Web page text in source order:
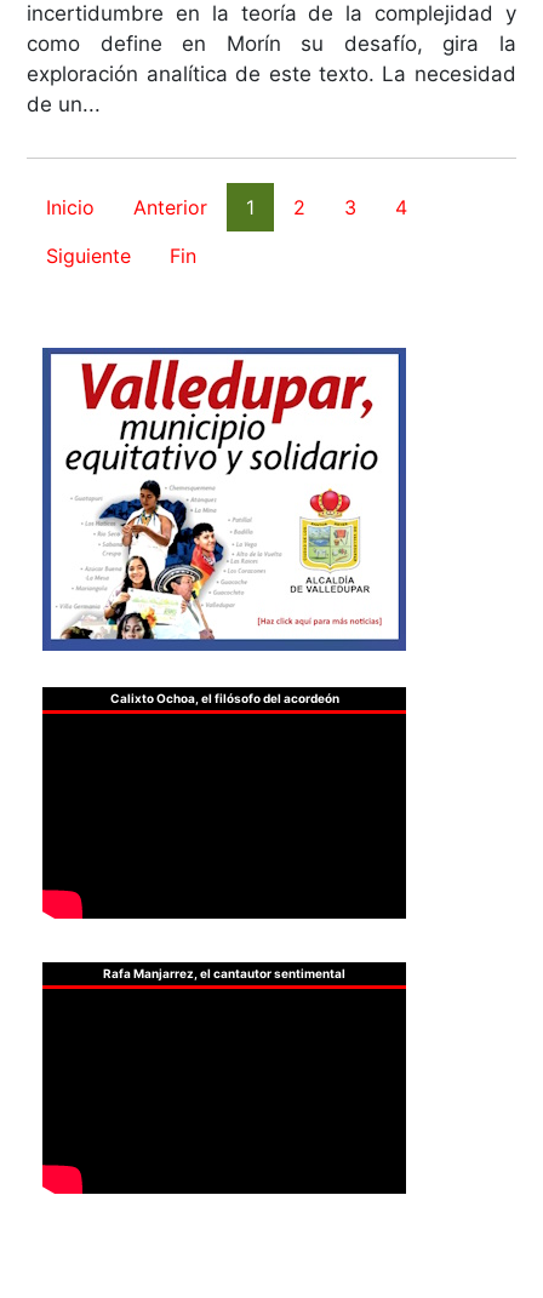
incertidumbre en la teoría de la complejidad y
como define en Morín su desafío, gira la
exploración analítica de este texto. La necesidad
de un...
Inicio Anterior 1 2 3
4
Siguiente
Fin
Calixto Ochoa, el filósofo del acordeón
Rafa Manjarrez, el cantautor sentimental